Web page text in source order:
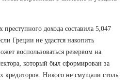
преступного дохода составила 5,047
Греции не удастся накопить
воспользоваться резервом на
который был сформирован за
кредиторов. Никого не смущали столь